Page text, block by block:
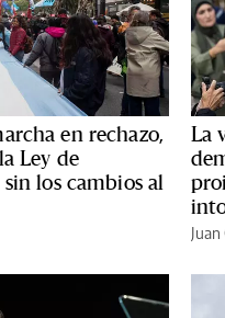
en rechazo,
Ley de
los cambios al
La